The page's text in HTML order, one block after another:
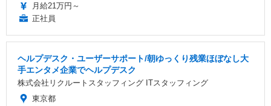
月給21万円～
正社員
ヘルプデスク・ユーザーサポート/朝ゆっくり残業ほぼなし大
手エンタメ企業でヘルプデスク
株式会社リクルートスタッフィング ITスタッフィング
東京都